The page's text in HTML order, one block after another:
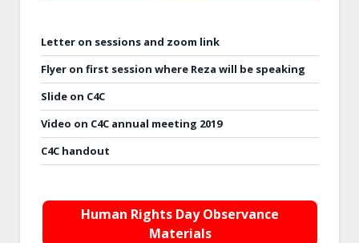
Letter on sessions and zoom link
Flyer on first session where Reza will be speaking
Slide on C4C
Video on C4C annual meeting 2019
C4C handout
Human Rights Day Observance
Materials